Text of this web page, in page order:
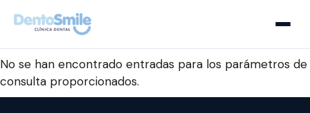
No se han encontrado entradas para los parámetros de
consulta proporcionados.